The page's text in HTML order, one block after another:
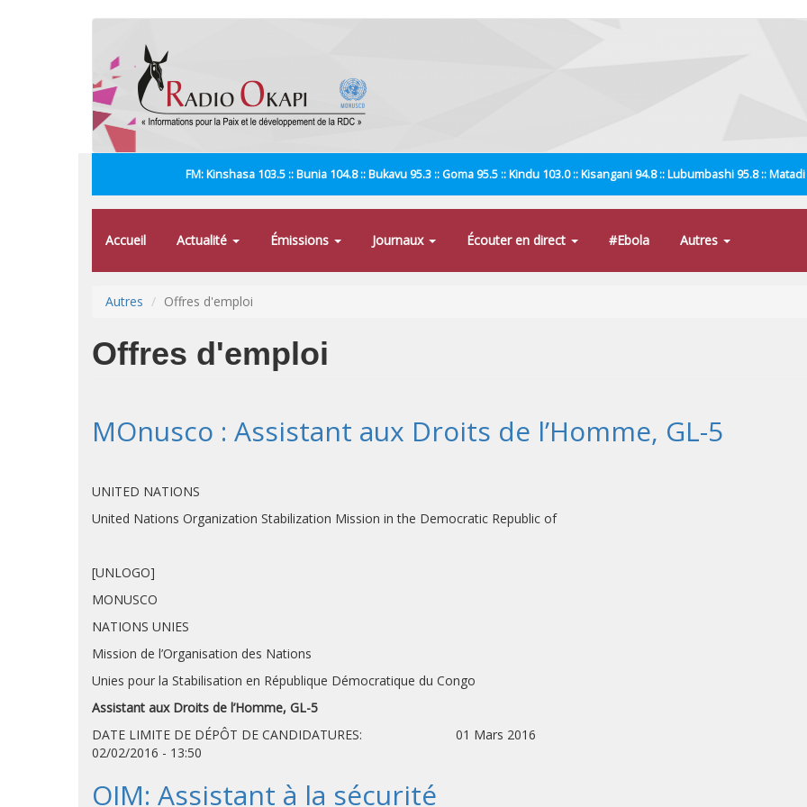
FM: Kinshasa 103.5 :: Bunia 104.8 :: Bukavu 95.3 :: Goma 95.5 :: Kindu 103.0 :: Kisangani 94.8 :: Lubumbashi 95.8 ::
Accueil Actualité Émissions Journaux Écouter en direct #Ebola Autres
Autres Offres d'emploi
Offres d'emploi
MOnusco : Assistant aux Droits de l’Homme, GL-5
UNITED NATIONS
United Nations Organization Stabilization Mission in the Democratic
[UNLOGO]
MONUSCO
NATIONS UNIES
Mission de l’Organisation des Nations
Unies pour la Stabilisation en République Démocratique du Congo
Assistant aux Droits de l’Homme, GL-5
DATE LIMITE DE DÉPÔT DE CANDIDATURES: 01 Mars 2016
02/02/2016 - 13:50
OIM: Assistant à la sécurité